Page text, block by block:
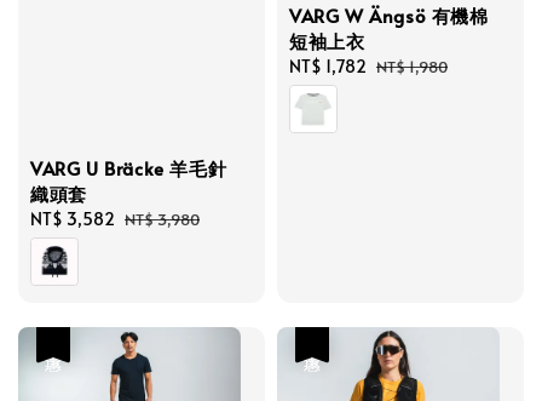
VARG U Bräcke 羊毛針
織頭套
Sale
price
NT$ 3,582 Regular
NT$ 3,980
VARG W Ängsö 有機棉
短袖上衣
Sale
price
NT$ 1,782 Regular
NT$ 1,980